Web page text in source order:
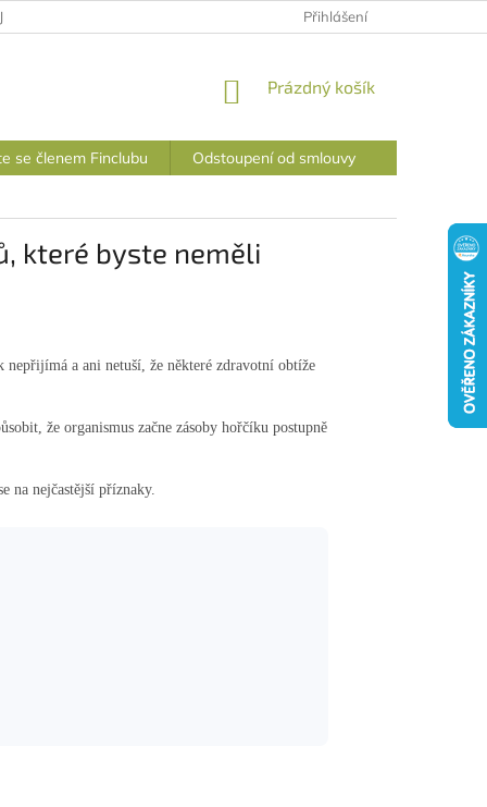
STAŇTE SE ČLENEM FINCLUBU
Přihlášení
NÁKUPNÍ
Prázdný košík
se členem Finclubu Odstoupení od smlouvy
které byste neměli
a ani netuší, že některé zdravotní obtíže
že organismus začne zásoby hořčíku postupně
na nejčastější příznaky.